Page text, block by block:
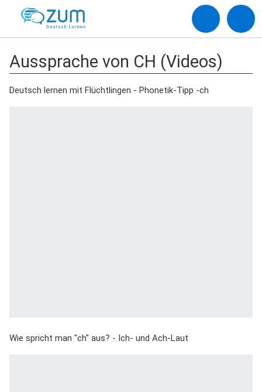
Aussprache von CH (Videos)
Deutsch lernen mit Flüchtlingen - Phonetik-Tipp -ch
Wie spricht man "ch" aus? - Ich- und Ach-Laut